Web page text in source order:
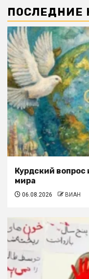
ПОСЛЕДНИЕ
Курдский
мира
06.08.2026 ВИАН